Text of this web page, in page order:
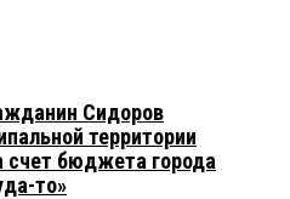
Сидоров
территории
счет бюджета города
то»